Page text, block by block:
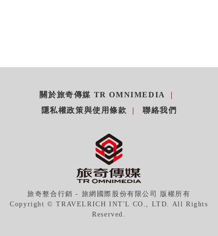
關於旅奇傳媒 TR OMNIMEDIA
隱私權政策與使用條款
聯絡我們
旅奇整合行銷 - 旅網國際股份有限公司 版權所有
Copyright © TRAVELRICH INT'L CO., LTD. All Rights
Reserved.